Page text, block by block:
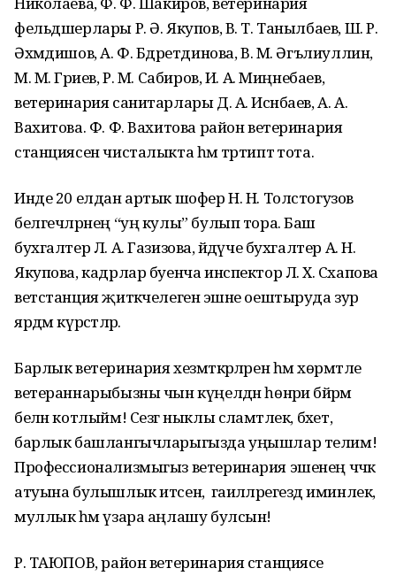
фельдшерлары Р. Ә. Якупов, В. Т. Танылбаев, Ш. Р.
Әхмәдишов, А. Ф. Бәдретдинова, В. М. Әгълиуллин,
М. М. Гәриев, Р. М. Сабиров, И. А. Миңнебаев,
ветеринария санитарлары Д. А. Исәнбаев, А. А.
Вахитова. Ф. Ф. Вахитова район ветеринария
станциясен чисталыкта һәм тәртиптә тота.
Инде 20 елдан артык шофер Н. Н. Толстогузов
белгечләрнең “уң кулы” булып тора. Баш
бухгалтер Л. А. Газизова, әйдәүче бухгалтер А. Н.
Якупова, кадрлар буенча инспектор Л. Х. Сәхапова
ветстанция җитәкчелегенә эшне оештыруда зур
ярдәм күрсәтәләр.
Барлык ветеринария хезмәткәрләрен һәм хөрмәтле
ветераннарыбызны чын күңелдән һөнәри бәйрәм
белән котлыйм! Сезгә ныклы сәламәтлек, бәхет,
барлык башлангычларыгызда уңышлар телим!
Профессионализмыгыз ветеринария эшенең чәчәк
атуына булышлык итсен, ә гаиләләрегездә иминлек,
муллык һәм үзара аңлашу булсын!
Р. ТАЮПОВ, район ветеринария станциясе